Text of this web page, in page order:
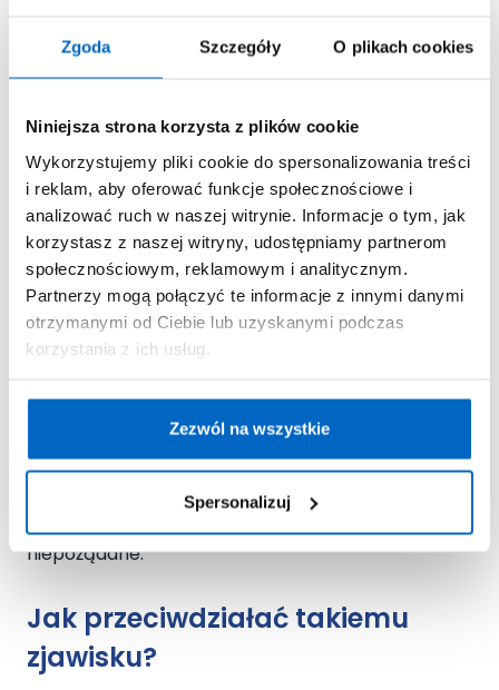
Zgoda Szczegóły O plikach cookies
Niniejsza strona korzysta z plików cookie
Wykorzystujemy pliki cookie do spersonalizowania treści
i reklam, aby oferować funkcje społecznościowe i
analizować ruch w naszej witrynie. Informacje o tym, jak
korzystasz z naszej witryny, udostępniamy partnerom
społecznościowym, reklamowym i analitycznym.
Partnerzy mogą połączyć te informacje z innymi danymi
otrzymanymi od Ciebie lub uzyskanymi podczas
korzystania z ich usług.
Zezwól na wszystkie
Spersonalizuj
Jakich owoców nie
łączyć z lekami?
Omawiając nieodpowiednie połączenia produktów
na talerzu, warto wspomnieć,jakich owoców nie
łączyćz lekami doustnymi. Chodzi głównie o
grejpfruty i pozyskiwany z nich sok
pewnych enzymów w wątrobie i jelitach,
biorących udział w metabolizmie leków. W efekcie
po spożyciu soku grejpfrutowego (lub zjedzeniu
grejpfruta) dochodzi do wzrostu stężenia leku we
krwi, co może spowodować jego działania
niepożądane.
Jak przeciwdziałać takiemu
zjawisku?